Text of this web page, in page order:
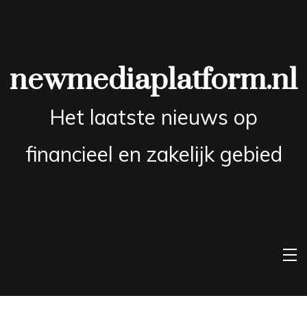
newmediaplatform.nl
Het laatste nieuws op
financieel en zakelijk gebied